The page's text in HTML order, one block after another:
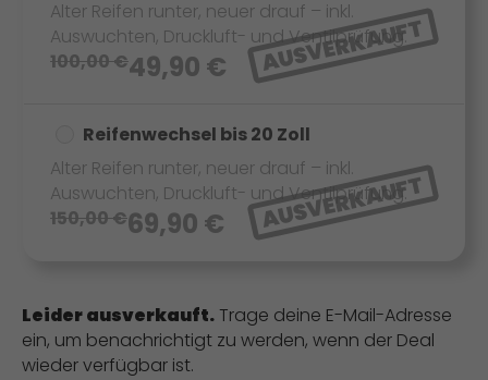
Alter Reifen runter, neuer drauf – inkl.
Auswuchten, Druckluft- und Ventilprüfung.
100,00€49,90 € AUSVERKAUFT
Reifenwechsel bis 20 Zoll
Alter Reifen runter, neuer drauf – inkl.
Auswuchten, Druckluft- und Ventilprüfung.
150,00€69,90 € AUSVERKAUFT
Leider ausverkauft. Trage deine E-Mail-Adresse
ein, um benachrichtigt zu werden, wenn der Deal
wieder verfügbar ist.